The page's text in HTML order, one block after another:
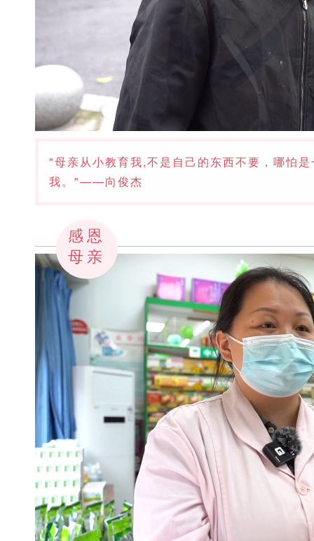
"母亲从小教育我,不是自己的东西不要，哪怕
我。"——向俊杰
感恩
母亲